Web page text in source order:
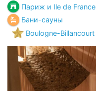
Париж и Ile de France
Бани-сауны
Boulogne-Billancourt